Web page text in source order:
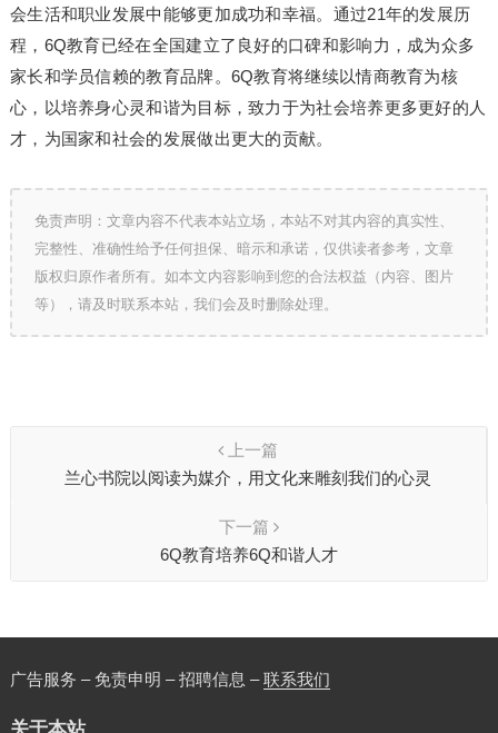
会生活和职业发展中能够更加成功和幸福。通过21年的发展历
程，6Q教育已经在全国建立了良好的口碑和影响力，成为众多
家长和学员信赖的教育品牌。6Q教育将继续以情商教育为核
心，以培养身心灵和谐为目标，致力于为社会培养更多更好的人
才，为国家和社会的发展做出更大的贡献。
免责声明：文章内容不代表本站立场，本站不对其内容的真实性、
完整性、准确性给予任何担保、暗示和承诺，仅供读者参考，文章
版权归原作者所有。如本文内容影响到您的合法权益（内容、图片
等），请及时联系本站，我们会及时删除处理。
上一篇
兰心书院以阅读为媒介，用文化来雕刻我们的心灵
下一篇
6Q教育培养6Q和谐人才
广告服务 – 免责申明 – 招聘信息 –联系我们
关于本站